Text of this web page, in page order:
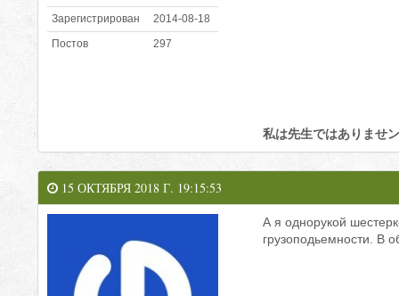
Зарегистрирован
2014-08-18
Постов
297
私は先生ではありませン
15 ОКТЯБРЯ 2018 Г. 19:15:53
А я однорукой
грузоподьемности. В